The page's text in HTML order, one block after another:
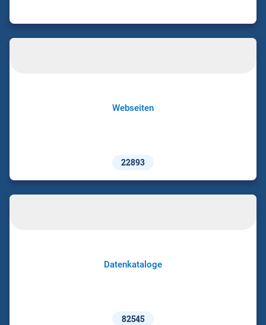
Webseiten
22893
Datenkataloge
82545